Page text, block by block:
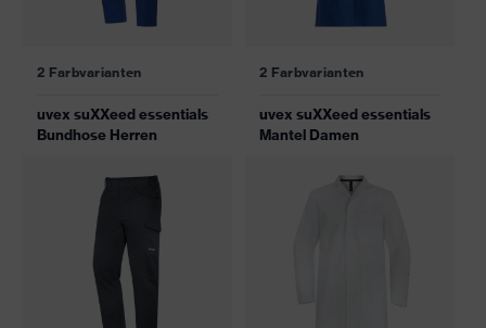
2 Farbvarianten
uvex suXXeed essentials
Bundhose Herren
2 Farbvarianten
uvex suXXeed essentials
Mantel Damen